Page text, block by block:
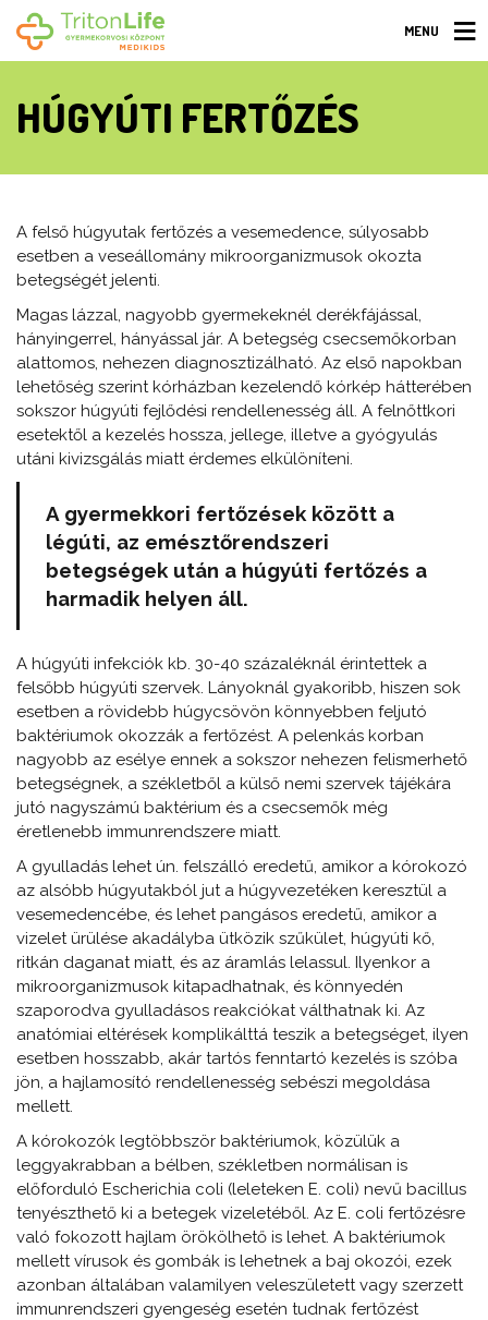
MENU
HÚGYÚTI FERTŐZÉS
A felső húgyutak fertőzés a vesemedence, súlyosabb
esetben a veseállomány mikroorganizmusok okozta
betegségét jelenti.
Magas lázzal, nagyobb gyermekeknél derékfájással,
hányingerrel, hányással jár. A betegség csecsemőkorban
alattomos, nehezen diagnosztizálható. Az első napokban
lehetőség szerint kórházban kezelendő kórkép hátterében
sokszor húgyúti fejlődési rendellenesség áll. A felnőttkori
esetektől a kezelés hossza, jellege, illetve a gyógyulás
utáni kivizsgálás miatt érdemes elkülöníteni.
A gyermekkori fertőzések között a
légúti, az emésztőrendszeri
betegségek után a húgyúti fertőzés a
harmadik helyen áll.
A húgyúti infekciók kb. 30-40 százaléknál érintettek a
felsőbb húgyúti szervek. Lányoknál gyakoribb, hiszen sok
esetben a rövidebb húgycsövön könnyebben feljutó
baktériumok okozzák a fertőzést. A pelenkás korban
nagyobb az esélye ennek a sokszor nehezen felismerhető
betegségnek, a székletből a külső nemi szervek tájékára
jutó nagyszámú baktérium és a csecsemők még
éretlenebb immunrendszere miatt.
A gyulladás lehet ún. felszálló eredetű, amikor a kórokozó
az alsóbb húgyutakból jut a húgyvezetéken keresztül a
vesemedencébe, és lehet pangásos eredetű, amikor a
vizelet ürülése akadályba ütközik szűkület, húgyúti kő,
ritkán daganat miatt, és az áramlás lelassul. Ilyenkor a
mikroorganizmusok kitapadhatnak, és könnyedén
szaporodva gyulladásos reakciókat válthatnak ki. Az
anatómiai eltérések komplikálttá teszik a betegséget, ilyen
esetben hosszabb, akár tartós fenntartó kezelés is szóba
jön, a hajlamosító rendellenesség sebészi megoldása
mellett.
A kórokozók legtöbbször baktériumok, közülük a
leggyakrabban a bélben, székletben normálisan is
előforduló Escherichia coli (leleteken E. coli) nevű bacillus
tenyészthető ki a betegek vizeletéből. Az E. coli fertőzésre
való fokozott hajlam örökölhető is lehet. A baktériumok
mellett vírusok és gombák is lehetnek a baj okozói, ezek
azonban általában valamilyen veleszületett vagy szerzett
immunrendszeri gyengeség esetén tudnak fertőzést